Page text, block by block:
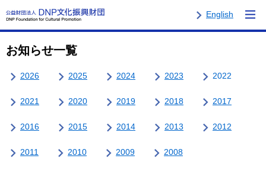
English
お知らせ一覧
2026 2025 2024 2023 2022
2021 2020 2019 2018 2017
2016 2015 2014 2013 2012
2011 2010 2009 2008